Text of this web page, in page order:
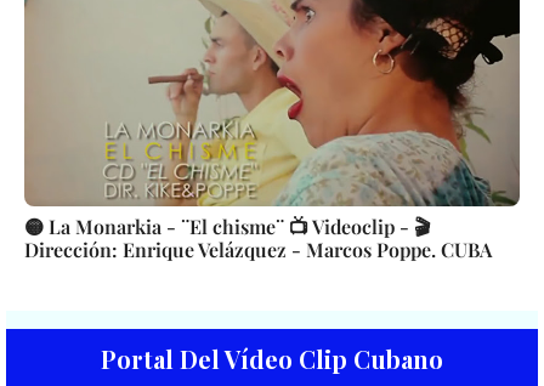
🟡 La Monarkia - ¨El chisme¨ 📺 Videoclip - 🎬
Dirección: Enrique Velázquez - Marcos Poppe. CUBA
Portal Del Vídeo Clip Cubano